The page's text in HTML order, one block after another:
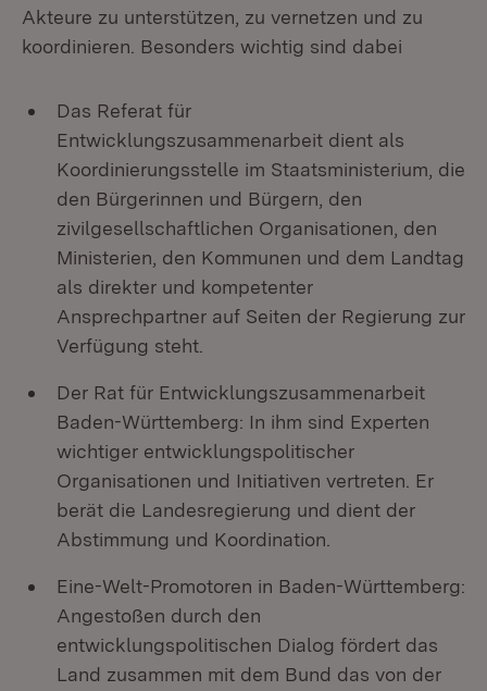
Akteure zu unterstützen, zu vernetzen und zu
koordinieren. Besonders wichtig sind dabei
Das Referat für
Entwicklungszusammenarbeit dient als
Koordinierungsstelle im Staatsministerium, die
den Bürgerinnen und Bürgern, den
zivilgesellschaftlichen Organisationen, den
Ministerien, den Kommunen und dem Landtag
als direkter und kompetenter
Ansprechpartner auf Seiten der Regierung zur
Verfügung steht.
Der Rat für Entwicklungszusammenarbeit
Baden-Württemberg: In ihm sind Experten
wichtiger entwicklungspolitischer
Organisationen und Initiativen vertreten. Er
berät die Landesregierung und dient der
Abstimmung und Koordination.
Eine-Welt-Promotoren in Baden-Württemberg:
Angestoßen durch den
entwicklungspolitischen Dialog fördert das
Land zusammen mit dem Bund das von der